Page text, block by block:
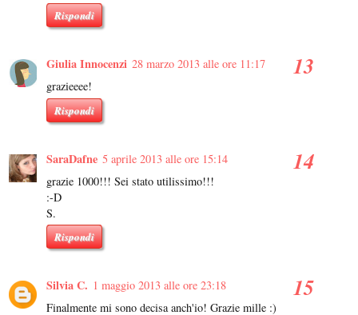
Rispondi
Giulia Innocenzi 28 marzo 2013 alle ore 11:17
grazieeee!
Rispondi
SaraDafne 5 aprile 2013 alle ore 15:14
grazie 1000!!! Sei stato utilissimo!!!
:-D
S.
Rispondi
Silvia C. 1 maggio 2013 alle ore 23:18
Finalmente mi sono decisa anch'io! Grazie mille :)